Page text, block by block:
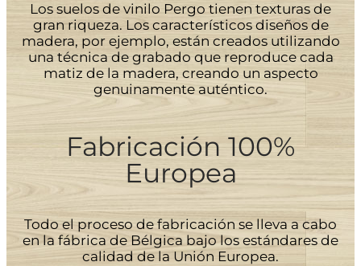
Los suelos de vinilo Pergo tienen texturas de
gran riqueza. Los característicos diseños de
madera, por ejemplo, están creados utilizando
una técnica de grabado que reproduce cada
matiz de la madera, creando un aspecto
genuinamente auténtico.
Fabricación 100%
Europea
Todo el proceso de fabricación se lleva a cabo
en la fábrica de Bélgica bajo los estándares de
calidad de la Unión Europea.